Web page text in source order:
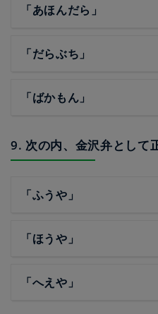
「あほんだら」
「だらぶち」
「ばかもん」
9. 次の内、金沢弁として
「ふうや」
「ほうや」
「へえや」